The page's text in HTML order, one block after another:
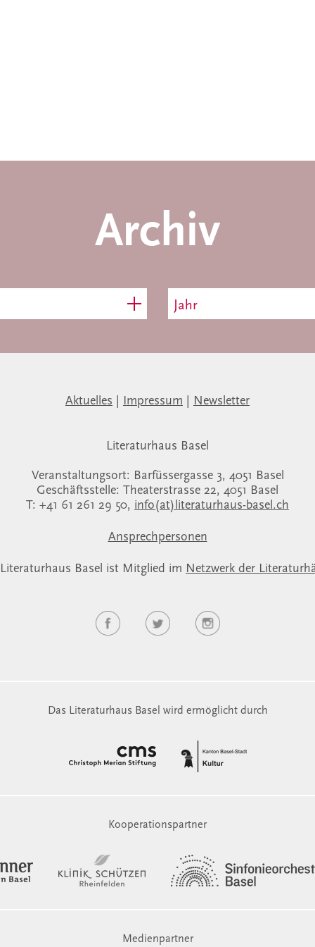
Archiv
Jahr
Aktuelles Impressum Newsletter
Literaturhaus Basel
Veranstaltungsort: Barfüssergasse 3, 4051 Basel
Geschäftsstelle: Theaterstrasse 22, 4051 Basel
T: +41 61 261 29 50, info(at)literaturhaus-basel.ch
Ansprechpersonen
Basel ist Mitglied im Netzwerk der
Das Literaturhaus Basel wird ermöglicht durch
Kooperationspartner
Medienpartner